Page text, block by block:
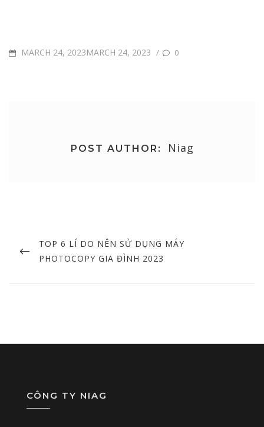
POSTEDMARCH 24, 2023MARCH 24, 2023 / 0
POST AUTHOR: Niag
navigation
PREVIOUS
POST
TOP 6 LÍ DO NÊN SỬ DỤNG MÁY
PHOTOCOPY GIA ĐÌNH 2023
CÔNG TY NIAG